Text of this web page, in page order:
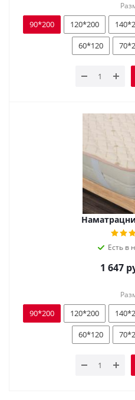
90*200 120*200
60*120
Есть в
1 647
90*200 120*200
60*120